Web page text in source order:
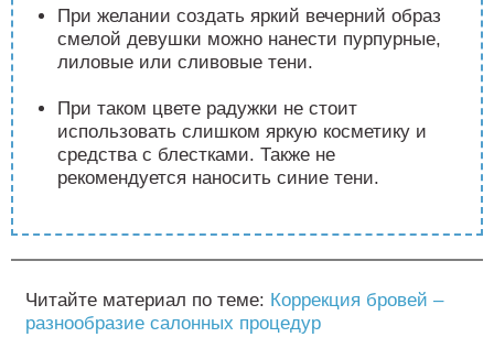
При желании создать яркий вечерний образ
смелой девушки можно нанести пурпурные,
лиловые или сливовые тени.
При таком цвете радужки не стоит
использовать слишком яркую косметику и
средства с блестками. Также не
рекомендуется наносить синие тени.
Читайте материал по теме: Коррекция бровей –
разнообразие салонных процедур